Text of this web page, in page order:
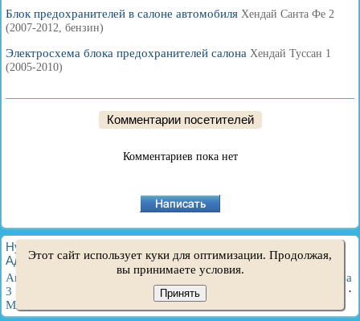
Блок предохранителей в салоне автомобиля Хендай Санта Фе 2
(2007-2012, бензин)
Электросхема блока предохранителей салона Хендай Туссан 1
(2005-2010)
Комментарии посетителей
Комментариев пока нет
HyundaiBook.ru © 2018-2026
·
Администрация·Поиск по сайту·Владельцам Хендай
Акцент 1 ·Акцент 3·Элантра 1·
Элантра
3
Соната 4·Санта Фе 2
·
Матрикс
Этот сайт использует куки для оптимизации. Продолжая,
вы принимаете условия.
Принять